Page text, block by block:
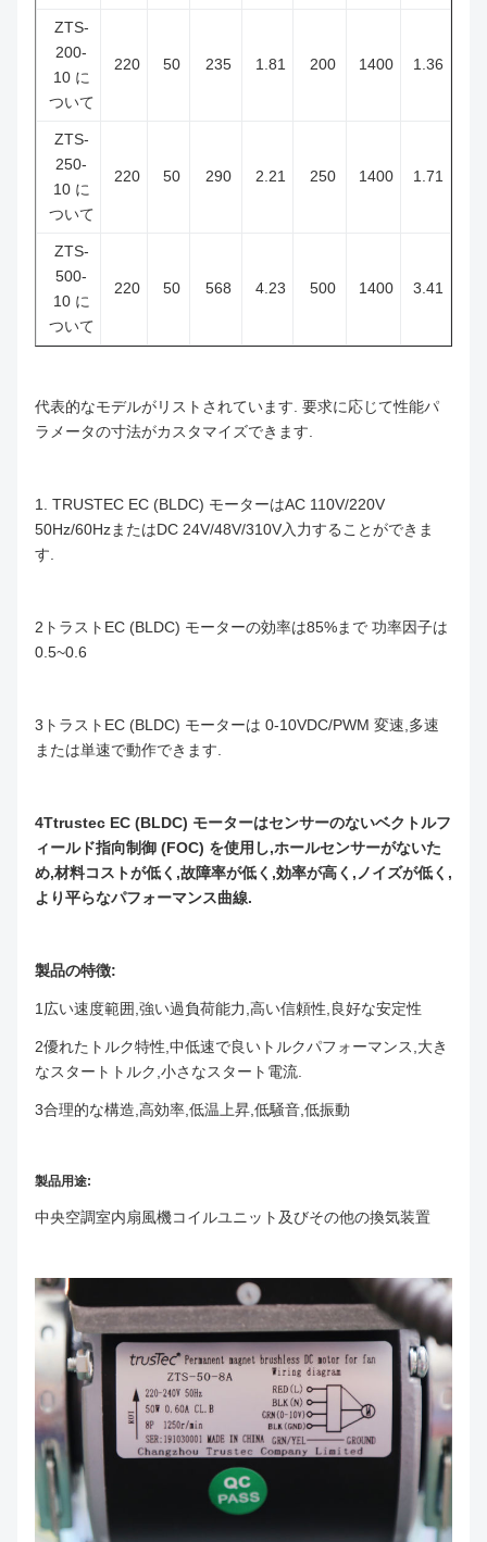
ZTS-
200-
10 に
ついて
220 50 235 1.81 200 1400 1.36
ZTS-
250-
10 に
ついて
220 50 290 2.21 250 1400 1.71
ZTS-
500-
10 に
ついて
220 50 568 4.23 500 1400 3.41
代表的なモデルがリストされています. 要求に応じて性能パ
ラメータの寸法がカスタマイズできます.
1. TRUSTEC EC (BLDC) モーターはAC 110V/220V
50Hz/60HzまたはDC 24V/48V/310V入力することができま
す.
2トラストEC (BLDC) モーターの効率は85%まで 功率因子は
0.5~0.6
3トラストEC (BLDC) モーターは 0-10VDC/PWM 変速,多速
または単速で動作できます.
4Ttrustec EC (BLDC) モーターはセンサーのないベクトルフ
ィールド指向制御 (FOC) を使用し,ホールセンサーがないた
め,材料コストが低く,故障率が低く,効率が高く,ノイズが低く,
より平らなパフォーマンス曲線.
製品の特徴:
1広い速度範囲,強い過負荷能力,高い信頼性,良好な安定性
2優れたトルク特性,中低速で良いトルクパフォーマンス,大き
なスタートトルク,小さなスタート電流.
3合理的な構造,高効率,低温上昇,低騒音,低振動
製品用途:
中央空調室内扇風機コイルユニット及びその他の換気装置